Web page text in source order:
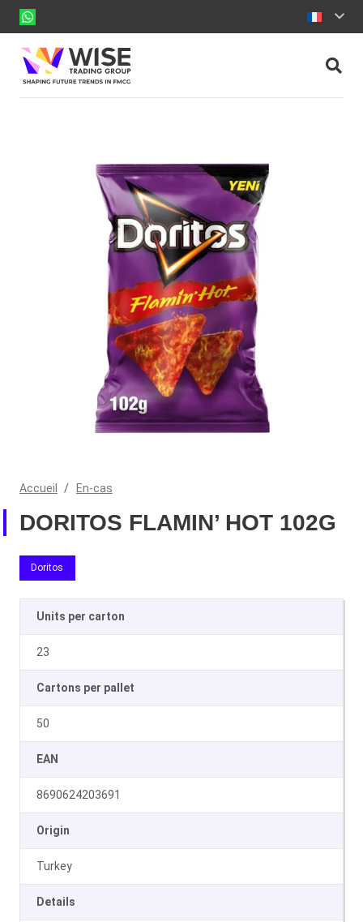
Accueil / En-cas
DORITOS FLAMIN’ HOT 102G
Doritos
Units per carton
23
Cartons per pallet
50
EAN
8690624203691
Origin
Turkey
Details